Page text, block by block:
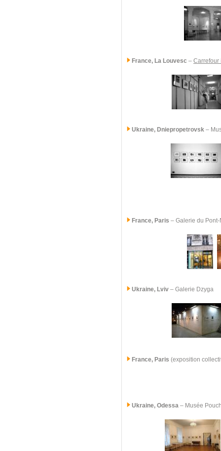
France, La Louvesc – Carrefour
Ukraine, Dniepropetrovsk –
France, Paris – Galerie du Pont-
Ukraine, Lviv – Galerie Dzyga
France, Paris (exposition
Ukraine, Odessa – Musée